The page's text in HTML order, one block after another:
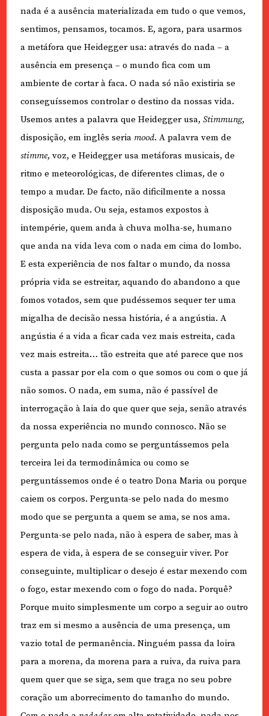
nada é a ausência materializada em tudo o que vemos,
sentimos, pensamos, tocamos. E, agora, para usarmos
a metáfora que Heidegger usa: através do nada – a
ausência em presença – o mundo fica com um
ambiente de cortar à faca. O nada só não existiria se
conseguíssemos controlar o destino da nossas vida.
Usemos antes a palavra que Heidegger usa, Stimmung,
disposição, em inglês seria mood. A palavra vem de
stimme, voz, e Heidegger usa metáforas musicais, de
ritmo e meteorológicas, de diferentes climas, de o
tempo a mudar. De facto, não dificilmente a nossa
disposição muda. Ou seja, estamos expostos à
intempérie, quem anda à chuva molha-se, humano
que anda na vida leva com o nada em cima do lombo.
E esta experiência de nos faltar o mundo, da nossa
própria vida se estreitar, aquando do abandono a que
fomos votados, sem que pudéssemos sequer ter uma
migalha de decisão nessa história, é a angústia. A
angústia é a vida a ficar cada vez mais estreita, cada
vez mais estreita… tão estreita que até parece que nos
custa a passar por ela com o que somos ou com o que já
não somos. O nada, em suma, não é passível de
interrogação à laia do que quer que seja, senão através
da nossa experiência no mundo connosco. Não se
pergunta pelo nada como se perguntássemos pela
terceira lei da termodinâmica ou como se
perguntássemos onde é o teatro Dona Maria ou porque
caiem os corpos. Pergunta-se pelo nada do mesmo
modo que se pergunta a quem se ama, se nos ama.
Pergunta-se pelo nada, não à espera de saber, mas à
espera de vida, à espera de se conseguir viver. Por
conseguinte, multiplicar o desejo é estar mexendo com
o fogo, estar mexendo com o fogo do nada. Porquê?
Porque muito simplesmente um corpo a seguir ao outro
traz em si mesmo a ausência de uma presença, um
vazio total de permanência. Ninguém passa da loira
para a morena, da morena para a ruiva, da ruiva para
quem quer que se siga, sem que traga no seu pobre
coração um aborrecimento do tamanho do mundo.